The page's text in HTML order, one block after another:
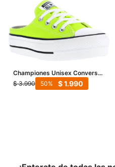
Championes Unisex Converse
Zuecos Mule Lift - Amarillo
$ 3.990 $1.990
50